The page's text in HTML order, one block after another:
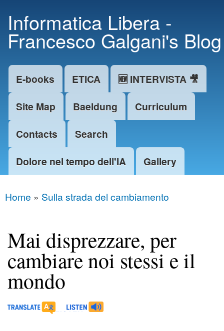
main
content
Informatica Libera -
Francesco Galgani's Blog
Main menu
E-books ETICA
🆕 INTERVISTA 🎥
Site Map
Baeldung
Curriculum
Contacts
Search
Dolore nel tempo dell'IA
Gallery
You are here
Home » Sulla strada del cambiamento
Mai disprezzare, per
cambiare noi stessi e il
mondo